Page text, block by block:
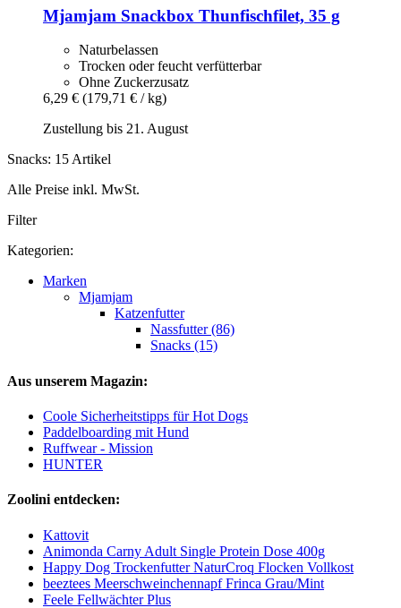
Mjamjam Snackbox Thunfischfilet, 35 g
Naturbelassen
Trocken oder feucht verfütterbar
Ohne Zuckerzusatz
6,29 € (179,71 € / kg)
Zustellung bis 21. August
Snacks: 15 Artikel
Alle Preise inkl. MwSt.
Filter
Kategorien:
Marken
Mjamjam
Katzenfutter
Nassfutter (86)
Snacks (15)
Aus unserem Magazin:
Coole Sicherheitstipps für Hot Dogs
Paddelboarding mit Hund
Ruffwear - Mission
HUNTER
Zoolini entdecken:
Kattovit
Animonda Carny Adult Single Protein Dose 400g
Happy Dog Trockenfutter NaturCroq Flocken Vollkost
beeztees Meerschweinchennapf Frinca Grau/Mint
Feele Fellwächter Plus